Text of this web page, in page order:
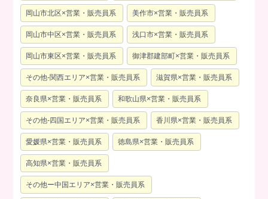
岡山市北区×営業・販売員系 美作市×営業・販売員系
岡山市中区×営業・販売員系 浅口市×営業・販売員系
岡山市東区×営業・販売員系 御津郡建部町×営業・販売員系
その他-関西エリア×営業・販売員系 滋賀県×営業・販売員系
奈良県×営業・販売員系 和歌山県×営業・販売員系
その他-四国エリア×営業・販売員系 香川県×営業・販売員系
愛媛県×営業・販売員系 徳島県×営業・販売員系
高知県×営業・販売員系
その他ー中国エリア×営業・販売員系